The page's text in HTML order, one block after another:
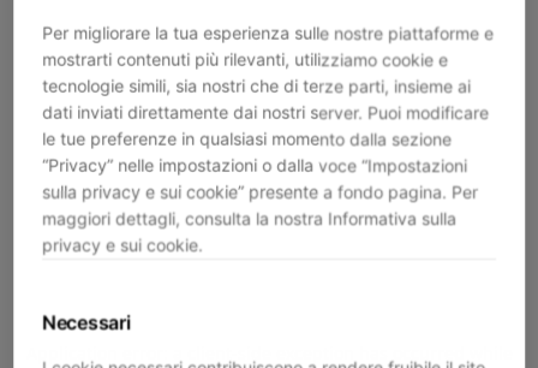
Per migliorare la tua esperienza sulle nostre piattaforme e
mostrarti contenuti più rilevanti, utilizziamo cookie e
tecnologie simili, sia nostri che di terze parti, insieme ai
dati inviati direttamente dai nostri server. Puoi modificare
le tue preferenze in qualsiasi momento dalla sezione
“Privacy” nelle impostazioni o dalla voce “Impostazioni
sulla privacy e sui cookie” presente a fondo pagina. Per
maggiori dettagli, consulta la nostra Informativa sulla
privacy e sui cookie.
Necessari